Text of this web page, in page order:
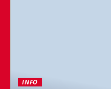
INFO